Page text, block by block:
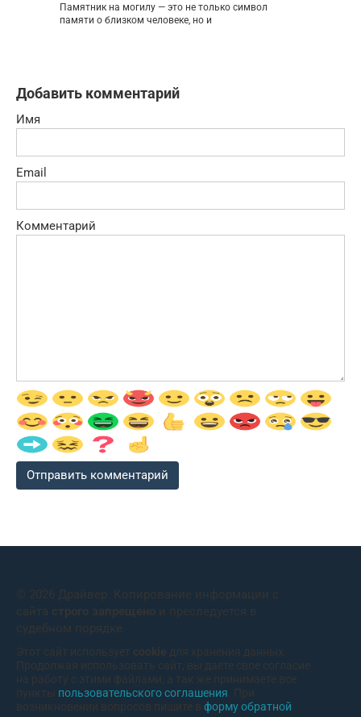
Памятник на могилу — это не только символ
памяти о близком человеке, но и
Добавить комментарий
Имя
Email
Комментарий
© 2026 Драйвер. Копирование информации с
сайта строго запрещено и преследуется в
судебном порядке
Этот сайт использует cookie для хранения данных.
Продолжая использовать сайт, вы даете свое согласие
на работу с этими файлами, а так же принимаете все
пункты пользовательского соглашения . При
возникновении вопросов пишите в форму обратной